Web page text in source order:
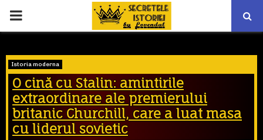
PRIMARY
Istoria moderna
O cină cu Stalin: amintirile
extraordinare ale premierului
britanic Churchill, care a luat masa
cu liderul sovietic